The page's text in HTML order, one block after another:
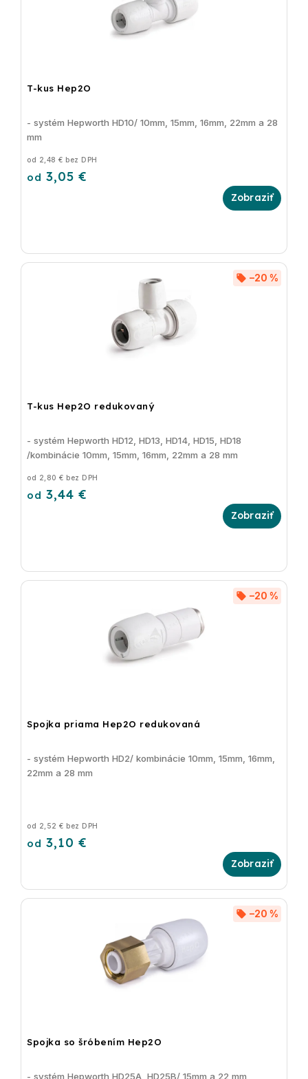
T-kus Hep2O
od 2,48 € bez DPH
od 3,05 €
- systém Hepworth HD10/ 10mm, 15mm, 16mm, 22mm a 28
mm
T-kus Hep2O redukovaný
–20 %
od 2,80 € bez DPH
od 3,44 €
- systém Hepworth HD12, HD13, HD14, HD15, HD18
/kombinácie 10mm, 15mm, 16mm, 22mm a 28 mm
Spojka priama Hep2O redukovaná
–20 %
od 2,52 € bez DPH
od 3,10 €
- systém Hepworth HD2/ kombinácie 10mm, 15mm, 16mm,
22mm a 28 mm
Spojka so šróbením Hep2O
–20 %
- systém Hepworth HD25A, HD25B/ 15mm a 22 mm